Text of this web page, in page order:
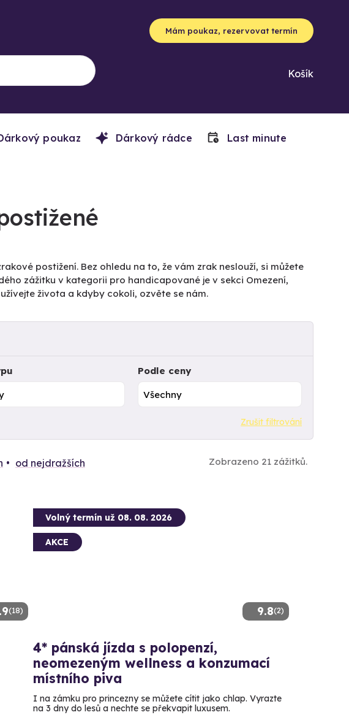
Mám poukaz, rezervovat termín
Košík
poukaz Dárkový rádce Last minute
postižení. Bez ohledu na to, že vám zrak neslouží, si můžete
zážitku v kategorii pro handicapované je v sekci Omezení,
života a kdyby cokoli, ozvěte se nám.
Podle ceny
Zrušit filtrování
od nejdražších Zobrazeno 21 zážitků.
(18) 9.8(2)
Volný termín už 08. 08. 2026
AKCE
4* pánská jízda s polopenzí,
neomezeným wellness a konzumací
místního piva
I na zámku pro princezny se můžete cítit jako chlap. Vyrazte
na 3 dny do lesů a nechte se překvapit luxusem.